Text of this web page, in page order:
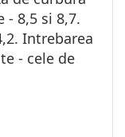
- 8,5 si 8,7.
Intrebarea
- cele de